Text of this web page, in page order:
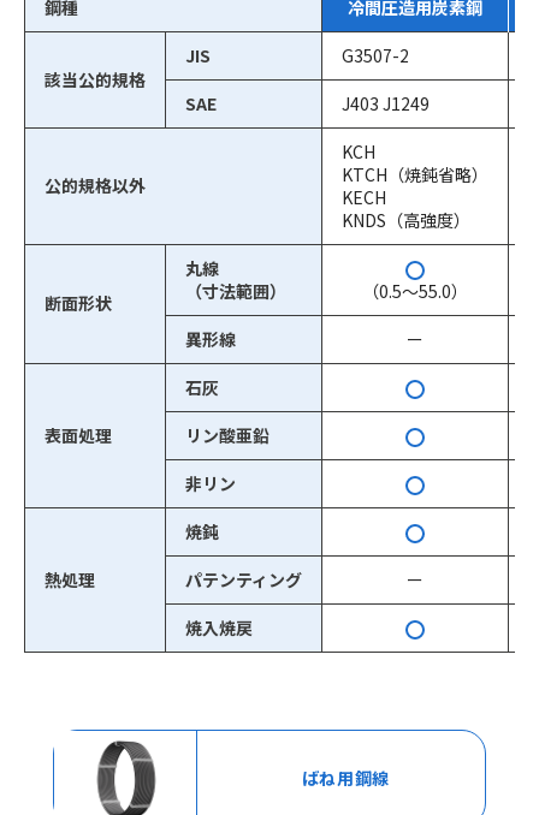
鋼種 冷間圧造用炭素鋼
該当公的規格
JIS G3507-2
SAE
J403 J1249
公的規格以外
KCH
KTCH（焼鈍省略）
KECH
KNDS（高強度）
断面形状
丸線
（寸法範囲）
（0.5〜55.0）
異形線
ー
表面処理
石灰
リン酸亜鉛
非リン
熱処理
焼鈍
パテンティング
ー
焼入焼戻
ばね用鋼線